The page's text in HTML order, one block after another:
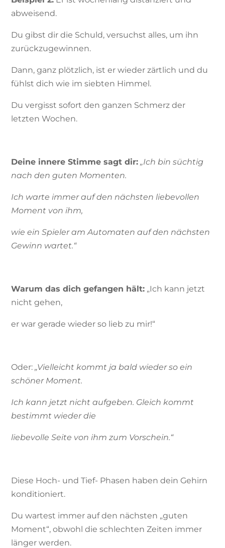
abweisend.
Du gibst dir die Schuld, versuchst alles, um ihn
zurückzugewinnen.
Dann, ganz plötzlich, ist er wieder zärtlich und du
fühlst dich wie im siebten Himmel.
Du vergisst sofort den ganzen Schmerz der
letzten Wochen.
Deine innere Stimme sagt dir: „Ich bin süchtig
nach den guten Momenten.
Ich warte immer auf den nächsten liebevollen
Moment von ihm,
wie ein Spieler am Automaten auf den nächsten
Gewinn wartet.“
Warum das dich gefangen hält: „Ich kann jetzt
nicht gehen,
er war gerade wieder so lieb zu mir!“
Oder:„Vielleicht kommt ja bald wieder so ein
schöner Moment.
Ich kann jetzt nicht aufgeben. Gleich kommt
bestimmt wieder die
liebevolle Seite von ihm zum Vorschein.“
Diese Hoch- und Tief- Phasen haben dein Gehirn
konditioniert.
Du wartest immer auf den nächsten „guten
Moment“, obwohl die schlechten Zeiten immer
länger werden.